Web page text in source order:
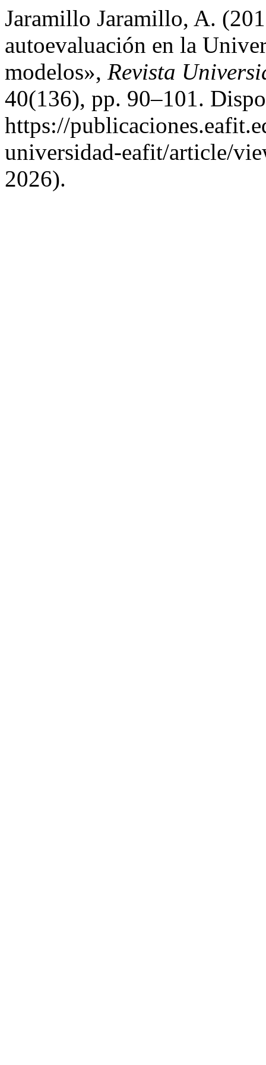
Jaramillo Jaramillo, A.
autoevaluación en la
modelos», Revista
40(136), pp. 90–101.
https://
universidad-eafit/article/
2026).